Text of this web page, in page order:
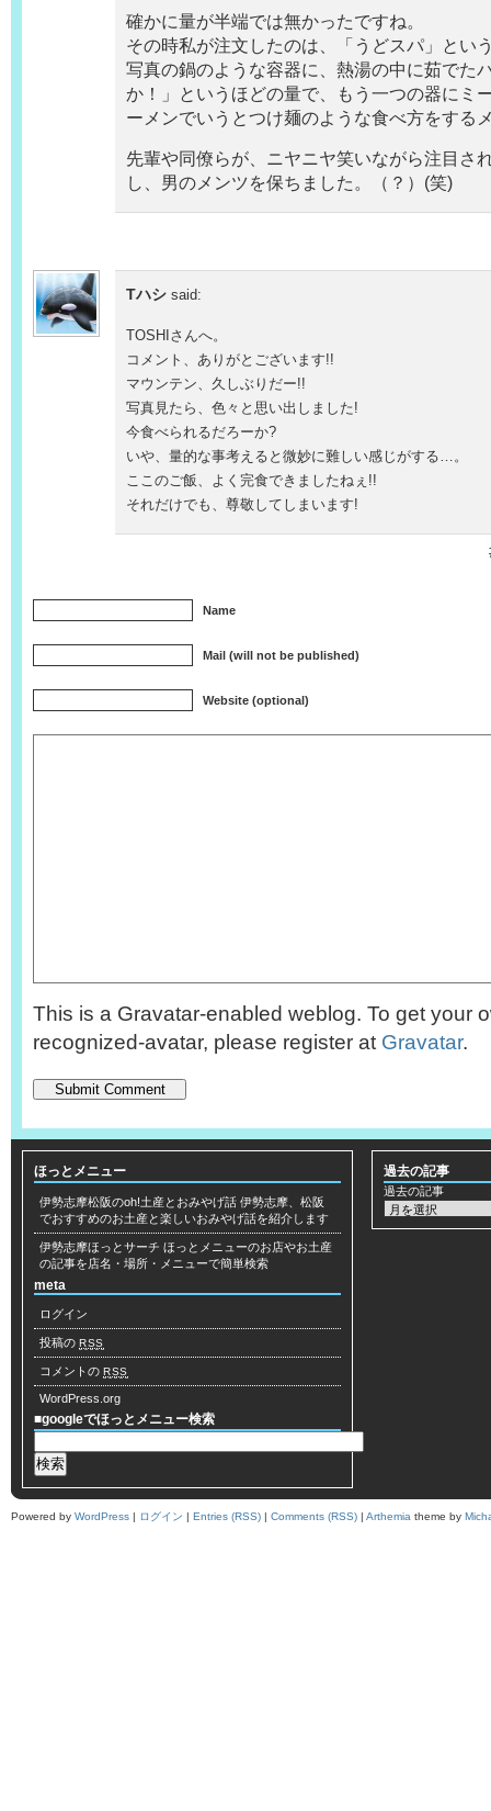
確かに量が半端では無かったですね。
その時私が注文したのは、「うどスパ」とい
写真の鍋のような容器に、熱湯の中に茹でた
か！」というほどの量で、もう一つの器にミ
ーメンでいうとつけ麺のような食べ方をする
先輩や同僚らが、ニヤニヤ笑いながら注目さ
し、男のメンツを保ちました。（？）(笑)
Tハシ said:
TOSHIさんへ。
コメント、ありがとございます!!
マウンテン、久しぶりだー!!
写真見たら、色々と思い出しました!
今食べられるだろーか?
いや、量的な事考えると微妙に難しい感じがする…。
ここのご飯、よく完食できましたねぇ!!
それだけでも、尊敬してしまいます!
Name
Mail (will not be published)
Website (optional)
This is a Gravatar-enabled weblog. To get your
recognized-avatar, please register at Gravatar.
ほっとメニュー
伊勢志摩松阪のoh!土産とおみやげ話 伊勢志摩、松阪
でおすすめのお土産と楽しいおみやげ話を紹介します
伊勢志摩ほっとサーチ ほっとメニューのお店やお土産
の記事を店名・場所・メニューで簡単検索
meta
ログイン
投稿の RSS
コメントの RSS
WordPress.org
■googleでほっとメニュー検索
過去の記事
過去の記事
Powered by WordPress | ログイン | Entries (RSS) | Comments (RSS) | Arthemia theme by